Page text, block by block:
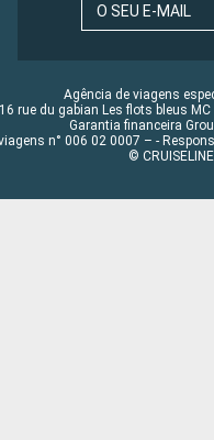
O SEU E-MAIL
Agência de viagens
16 rue du gabian Les flots bleus
Garantia financeira
n° 006 02 0007 – -
©